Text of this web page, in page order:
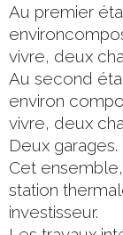
Au premier
vivre, deux
Au second
environ
vivre, deux
Deux garages.
Cet
station
investisseur.